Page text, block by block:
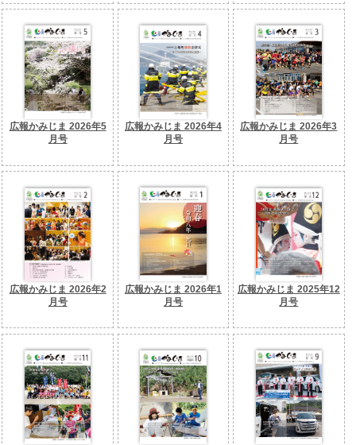
広報かみじま 2026年5
月号
広報かみじま 2026年4
月号
広報かみじま 2026年3
月号
広報かみじま 2026年2
月号
広報かみじま 2026年1
月号
広報かみじま 2025年12
月号